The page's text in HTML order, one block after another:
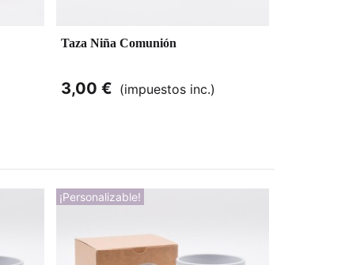
Taza Niña Comunión
3,00 € (impuestos inc.)
¡Personalizable!